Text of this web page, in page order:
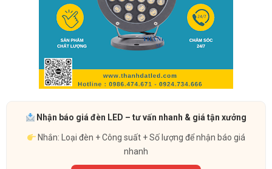
Nhận báo giá đèn LED – tư vấn nhanh & giá tận xưởng
Nhắn: Loại đèn + Công suất + Số lượng để nhận báo giá
nhanh